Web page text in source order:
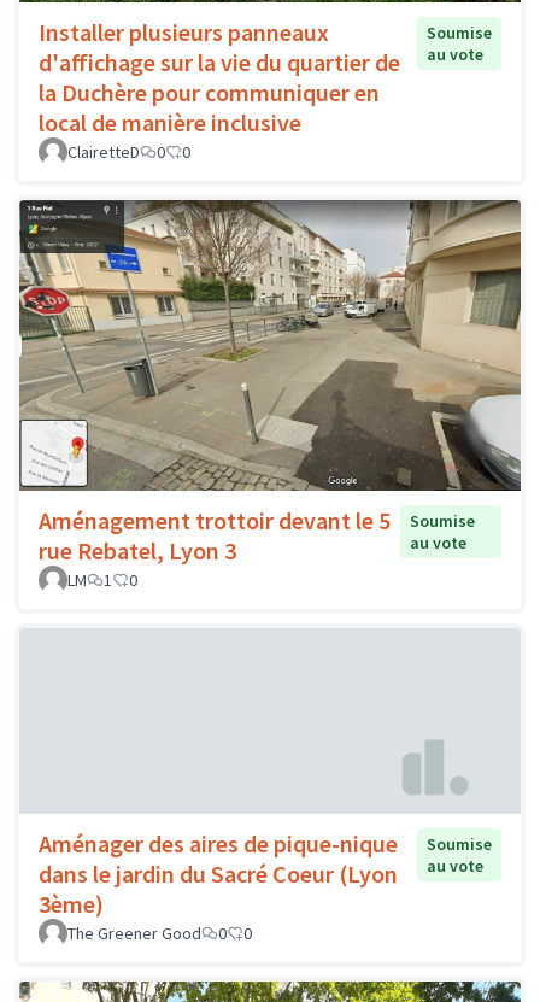
Installer plusieurs panneaux
d'affichage sur la vie du quartier de
la Duchère pour communiquer en
local de manière inclusive
Soumise
au vote
ClairetteD 0 0
Aménagement trottoir devant le 5
rue Rebatel, Lyon 3
Soumise
au vote
LM
1 0
Aménager des aires de pique-nique
dans le jardin du Sacré Coeur (Lyon
3ème)
Soumise
au vote
The Greener Good 0 0